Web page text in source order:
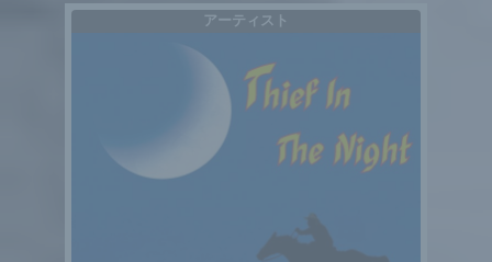
アーティスト